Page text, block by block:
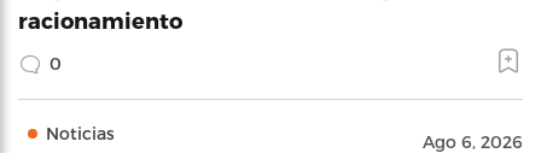
racionamiento
0
Noticias Ago 6, 2026